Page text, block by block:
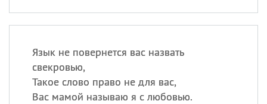
Язык не повернется вас назвать
свекровью,
Такое слово право не для вас,
Вас мамой называю я с любовью.